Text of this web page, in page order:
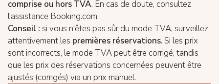
comprise ou hors TVA. En cas de doute, consultez
l'assistance Booking.com.
Conseil : si vous n'êtes pas sûr du mode TVA, surveillez
attentivement les premières réservations. Si les prix
sont incorrects, le mode TVA peut être corrigé, tandis
que les prix des réservations concernées peuvent être
ajustés (corrigés) via un prix manuel.